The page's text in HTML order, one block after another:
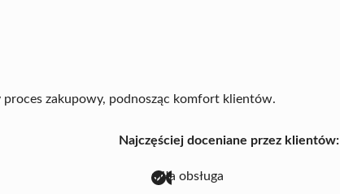
proces zakupowy, podnosząc komfort klientów.
Najczęściej doceniane przez klientów:
miła obsługa